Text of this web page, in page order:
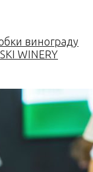
винограду
WINERY